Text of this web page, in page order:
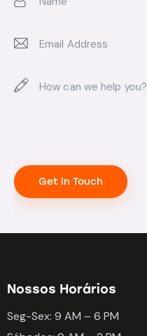
Nossos Horários
Seg-Sex: 9 AM – 6 PM